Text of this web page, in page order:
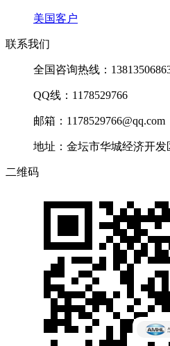
美国客户
联系我们
全国咨询热线：
QQ线：1178529766
邮箱：1178529766@qq.com
地址：金坛市华城经济开发
二维码